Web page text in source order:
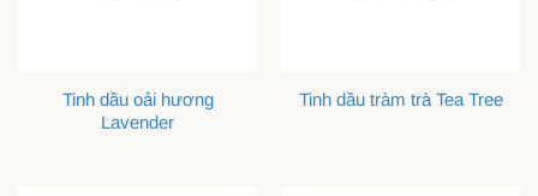
Tinh dầu oải hương
Lavender
Tinh dầu tràm trà Tea Tree